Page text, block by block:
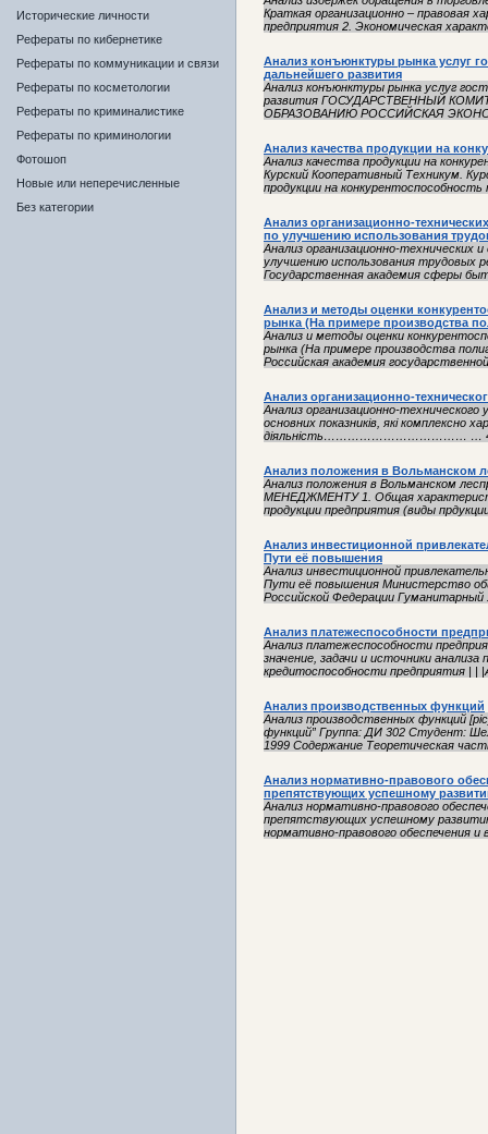
Исторические личности
Рефераты по кибернетике
Рефераты по коммуникации и связи
Рефераты по косметологии
Рефераты по криминалистике
Рефераты по криминологии
Фотошоп
Новые или неперечисленные
Без категории
Краткая организационно – правовая
предприятия 2. Экономическая
Анализ конъюнктуры рынка услуг
дальнейшего развития
Анализ конъюнктуры рынка услуг
развития ГОСУДАРСТВЕННЫЙ
ОБРАЗОВАНИЮ РОССИЙСКАЯ
Анализ качества продукции на
Анализ качества продукции на
Курский Кооперативный Техникум.
продукции на конкурентоспособность
Анализ организационно-
по улучшению использования
Анализ организационно-технических
улучшению использования трудовых
Государственная академия сферы
Анализ и методы оценки
рынка (На примере производства
Анализ и методы оценки
рынка (На примере производства
Российская академия
Анализ организационно-
Анализ организационно-
основних показників, які комплексно
діяльність……………………………… … 4 ІІ.
Анализ положения в Вольманском
Анализ положения в Вольманском
МЕНЕДЖМЕНТУ 1. Общая
продукции предприятия (виды
Анализ инвестиционной
Пути её повышения
Анализ инвестиционной
Пути её повышения Министерство
Российской Федерации
Анализ платежеспособности
Анализ платежеспособности
значение, задачи и источники
кредитоспособности предприятия | |
Анализ производственных функций
Анализ производственных функций
функций” Группа: ДИ 302 Студент:
1999 Содержание Теоретическая
Анализ нормативно-правового
препятствующих успешному
Анализ нормативно-правового
препятствующих успешному
нормативно-правового обеспечения и